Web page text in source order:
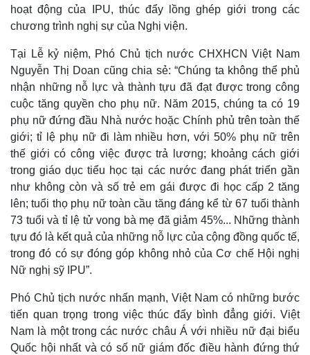
hoạt động của IPU, thúc đẩy lồng ghép giới trong các
chương trình nghị sự của Nghị viện.
Tại Lễ kỷ niệm, Phó Chủ tịch nước CHXHCN Việt Nam
Nguyễn Thị Doan cũng chia sẻ: “Chúng ta không thể phủ
nhận những nỗ lực và thành tựu đã đạt được trong công
cuộc tăng quyền cho phụ nữ. Năm 2015, chúng ta có 19
phụ nữ đứng đầu Nhà nước hoặc Chính phủ trên toàn thế
giới; tỉ lệ phụ nữ đi làm nhiều hơn, với 50% phụ nữ trên
thế giới có công việc được trả lương; khoảng cách giới
trong giáo dục tiểu học tại các nước đang phát triển gần
như không còn và số trẻ em gái được đi học cấp 2 tăng
lên; tuổi thọ phụ nữ toàn cầu tăng đáng kể từ 67 tuổi thành
73 tuổi và tỉ lệ tử vong bà mẹ đã giảm 45%... Những thành
tựu đó là kết quả của những nỗ lực của cộng đồng quốc tế,
trong đó có sự đóng góp không nhỏ của Cơ chế Hội nghị
Nữ nghị sỹ IPU”.
Phó Chủ tịch nước nhấn mạnh, Việt Nam có những bước
tiến quan trọng trong việc thúc đẩy bình đẳng giới. Việt
Nam là một trong các nước châu Á với nhiều nữ đại biểu
Quốc hội nhất và có số nữ giám đốc điều hành đứng thứ